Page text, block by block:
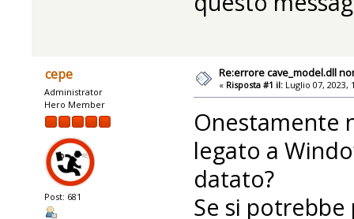
cepe
Administrator
Hero Member
Post: 681
Re:errore cave_model.dll
« Risposta #1 il: Luglio 07, 2023,
Onestamente
legato a
datato?
Se si potrebbe